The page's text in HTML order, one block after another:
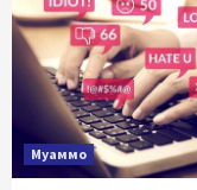
Муаммо